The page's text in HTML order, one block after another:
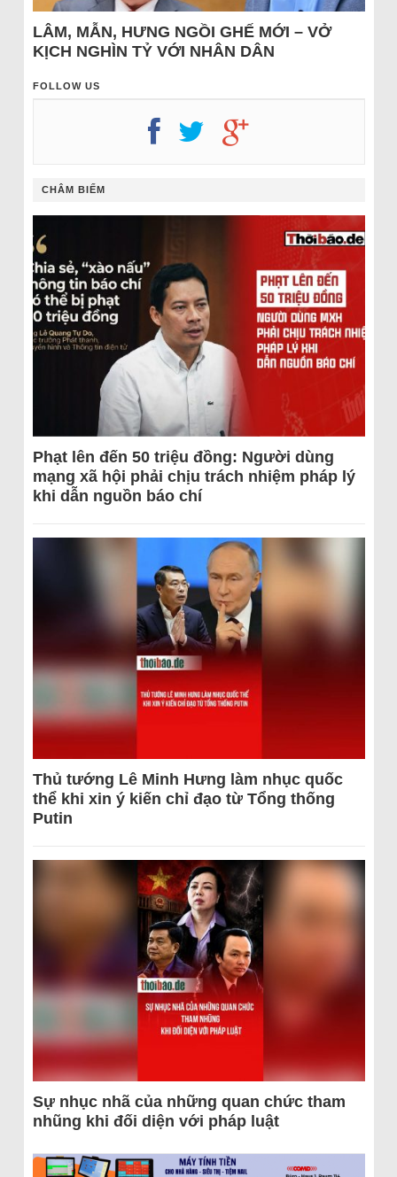
LÂM, MẪN, HƯNG NGỒI GHẾ MỚI – VỞ
KỊCH NGHÌN TỶ VỚI NHÂN DÂN
FOLLOW US
CHÂM BIẾM
Phạt lên đến 50 triệu đồng: Người dùng
mạng xã hội phải chịu trách nhiệm pháp lý
khi dẫn nguồn báo chí
Thủ tướng Lê Minh Hưng làm nhục quốc
thể khi xin ý kiến chỉ đạo từ Tổng thống
Putin
Sự nhục nhã của những quan chức tham
nhũng khi đối diện với pháp luật